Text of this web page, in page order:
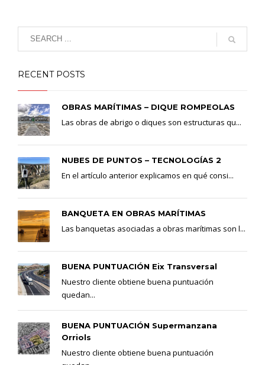
RECENT POSTS
OBRAS MARÍTIMAS – DIQUE ROMPEOLAS
Las obras de abrigo o diques son estructuras qu...
NUBES DE PUNTOS – TECNOLOGÍAS 2
En el artículo anterior explicamos en qué consi...
BANQUETA EN OBRAS MARÍTIMAS
Las banquetas asociadas a obras marítimas son l...
BUENA PUNTUACIÓN Eix Transversal
Nuestro cliente obtiene buena puntuación
quedan...
BUENA PUNTUACIÓN Supermanzana
Orriols
Nuestro cliente obtiene buena puntuación